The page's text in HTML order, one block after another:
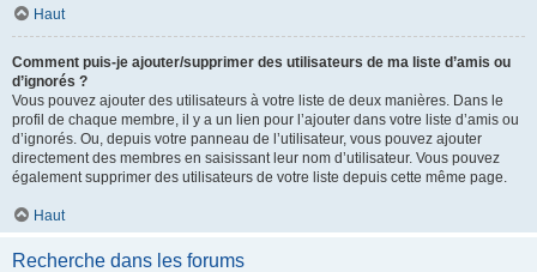
Haut
Comment puis-je ajouter/supprimer des utilisateurs de ma liste d’amis ou
d’ignorés ?
Vous pouvez ajouter des utilisateurs à votre liste de deux manières. Dans le
profil de chaque membre, il y a un lien pour l’ajouter dans votre liste d’amis ou
d’ignorés. Ou, depuis votre panneau de l’utilisateur, vous pouvez ajouter
directement des membres en saisissant leur nom d’utilisateur. Vous pouvez
également supprimer des utilisateurs de votre liste depuis cette même page.
Haut
Recherche dans les forums